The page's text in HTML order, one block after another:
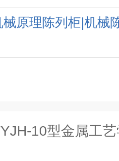
原理陈列柜|机械
10型金属工艺学陈列柜|